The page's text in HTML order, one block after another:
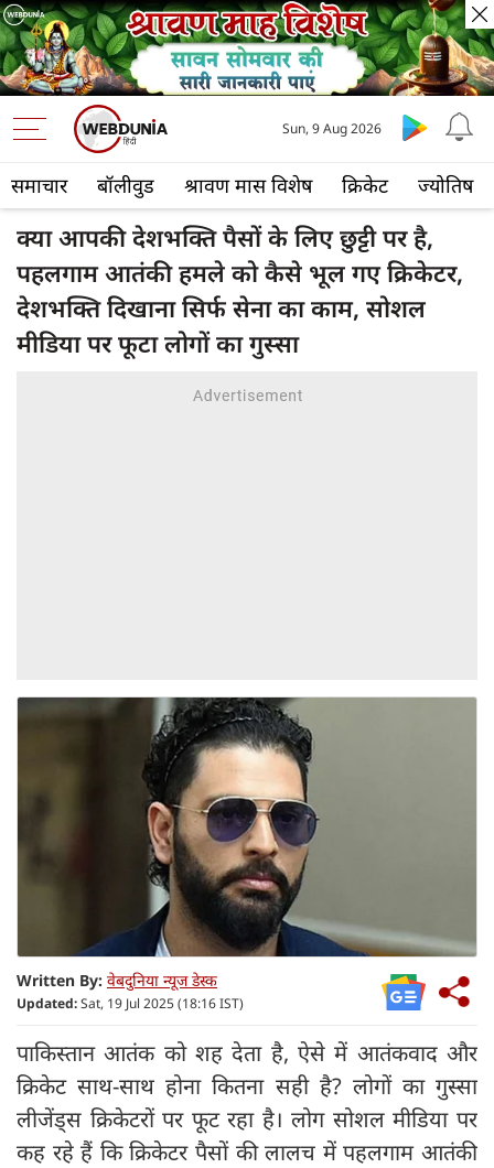
समाचार बॉलीवुड श्रावण मास विशेष क्रिकेट ज्योतिष
Sun, 9 Aug 2026
क्या आपकी देशभक्ति पैसों के लिए छुट्टी पर है,
पहलगाम आतंकी हमले को कैसे भूल गए क्रिकेटर,
देशभक्ति दिखाना सिर्फ सेना का काम, सोशल
मीडिया पर फूटा लोगों का गुस्सा
Written By: वेबदुनिया न्यूज डेस्क
Updated:Sat, 19 Jul 2025 (18:16 IST)
पाकिस्तान आतंक को शह देता है, ऐसे में आतंकवाद और
क्रिकेट साथ-साथ होना कितना सही है? लोगों का गुस्सा
लीजेंड्‍स क्रिकेटरों पर फूट रहा है। लोग सोशल मीडिया पर
कह रहे हैं कि क्रिकेटर पैसों की लालच में पहलगाम आतंकी